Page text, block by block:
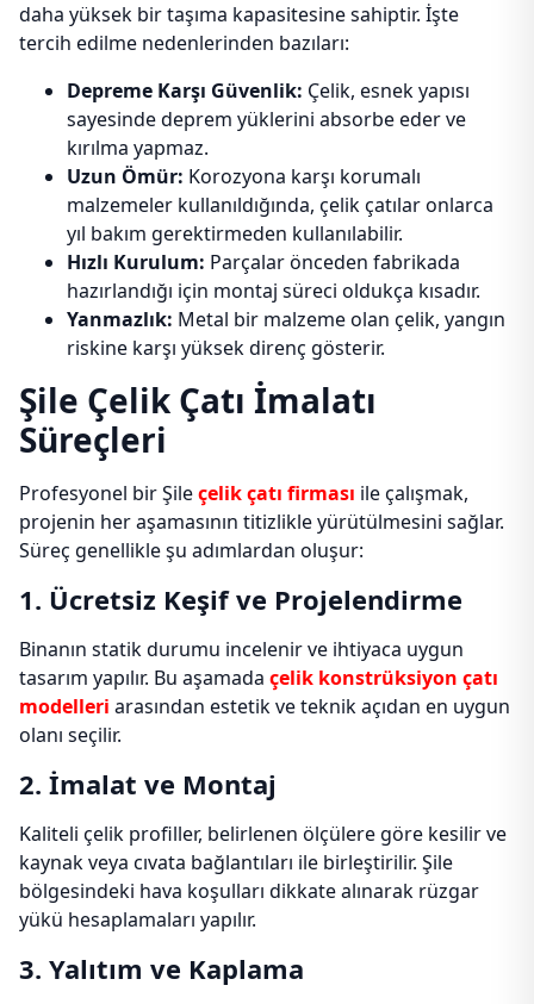
daha yüksek bir taşıma kapasitesine sahiptir. İşte
tercih edilme nedenlerinden bazıları:
Depreme Karşı Güvenlik: Çelik, esnek yapısı
sayesinde deprem yüklerini absorbe eder ve
kırılma yapmaz.
Uzun Ömür: Korozyona karşı korumalı
malzemeler kullanıldığında, çelik çatılar onlarca
yıl bakım gerektirmeden kullanılabilir.
Hızlı Kurulum: Parçalar önceden fabrikada
hazırlandığı için montaj süreci oldukça kısadır.
Yanmazlık: Metal bir malzeme olan çelik, yangın
riskine karşı yüksek direnç gösterir.
Şile Çelik Çatı İmalatı
Süreçleri
Profesyonel bir Şileçelik çatı firması ile çalışmak,
projenin her aşamasının titizlikle yürütülmesini sağlar.
Süreç genellikle şu adımlardan oluşur:
1. Ücretsiz Keşif ve Projelendirme
Binanın statik durumu incelenir ve ihtiyaca uygun
tasarım yapılır. Bu aşamada çelik konstrüksiyon çatı
modelleri arasından estetik ve teknik açıdan en uygun
olanı seçilir.
2. İmalat ve Montaj
Kaliteli çelik profiller, belirlenen ölçülere göre kesilir ve
kaynak veya cıvata bağlantıları ile birleştirilir. Şile
bölgesindeki hava koşulları dikkate alınarak rüzgar
yükü hesaplamaları yapılır.
3. Yalıtım ve Kaplama